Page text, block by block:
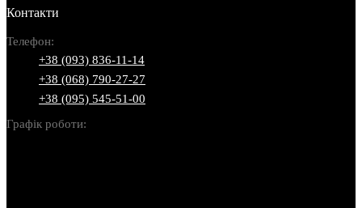
Контакти
Телефон:
+38 (093) 836-11-14
+38 (068) 790-27-27
+38 (095) 545-51-00
Графік роботи: